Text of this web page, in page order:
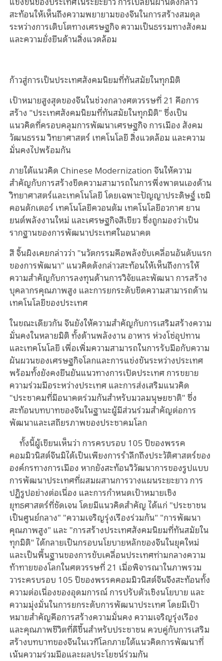
สะท้อนให้เห็นถึงความพยายามของจีนในการสร้างสมดุล
ระหว่างการเติบโตทางเศรษฐกิจ ความเป็นธรรมทางสังคม
และความยั่งยืนด้านสิ่งแวดล้อม
ก้าวสู่การเป็นประเทศสังคมนิยมที่ทันสมัยในทุกมิติ
เป้าหมายสูงสุดของจีนในช่วงกลางศตวรรษที่ 21 คือการ
สร้าง "ประเทศสังคมนิยมที่ทันสมัยในทุกมิติ" ซึ่งเป็น
แนวคิดที่ครอบคลุมการพัฒนาเศรษฐกิจ การเมือง สังคม
วัฒนธรรม วิทยาศาสตร์ เทคโนโลยี สิ่งแวดล้อม และความ
มั่นคงไปพร้อมกัน
ภายใต้แนวคิด Chinese Modernization จีนให้ความ
สำคัญกับการสร้างขีดความสามารถในการพึ่งพาตนเองด้าน
วิทยาศาสตร์และเทคโนโลยี โดยเฉพาะปัญญาประดิษฐ์ เซมิ
คอนดักเตอร์ เทคโนโลยีควอนตัม เทคโนโลยีอวกาศ ยาน
ยนต์พลังงานใหม่ และเศรษฐกิจสีเขียว ซึ่งถูกมองว่าเป็น
รากฐานของการพัฒนาประเทศในอนาคต
สี จิ้นผิงเคยกล่าวว่า "นวัตกรรมคือพลังขับเคลื่อนอันดับแรก
ของการพัฒนา" แนวคิดดังกล่าวสะท้อนให้เห็นถึงการให้
ความสำคัญกับการลงทุนด้านการวิจัยและพัฒนา การสร้าง
บุคลากรคุณภาพสูง และการยกระดับขีดความสามารถด้าน
เทคโนโลยีของประเทศ
ในขณะเดียวกัน จีนยังให้ความสำคัญกับการเสริมสร้างความ
มั่นคงในหลายมิติ ทั้งด้านพลังงาน อาหาร ห่วงโซ่อุปทาน
และเทคโนโลยี เพื่อเพิ่มความสามารถในการรับมือกับความ
ผันผวนของเศรษฐกิจโลกและการแข่งขันระหว่างประเทศ
พร้อมทั้งยังคงยืนยันแนวทางการเปิดประเทศ การขยาย
ความร่วมมือระหว่างประเทศ และการส่งเสริมแนวคิด
"ประชาคมที่มีอนาคตร่วมกันสำหรับมวลมนุษยชาติ" ซึ่ง
สะท้อนบทบาทของจีนในฐานะผู้มีส่วนร่วมสำคัญต่อการ
พัฒนาและเสถียรภาพของประชาคมโลก
ทั้งนี้ผู้เขียนเห็นว่า การครบรอบ 105 ปีของพรรค
คอมมิวนิสต์จีนมิได้เป็นเพียงการรำลึกถึงประวัติศาสตร์ของ
องค์กรทางการเมือง หากยังสะท้อนวิวัฒนาการของรูปแบบ
การพัฒนาประเทศที่ผสมผสานการวางแผนระยะยาว การ
ปฏิรูปอย่างต่อเนื่อง และการกำหนดเป้าหมายเชิง
ยุทธศาสตร์ที่ชัดเจน โดยมีแนวคิดสำคัญ ได้แก่ "ประชาชน
เป็นศูนย์กลาง" "ความเจริญรุ่งเรืองร่วมกัน" "การพัฒนา
คุณภาพสูง" และ "การสร้างประเทศสังคมนิยมที่ทันสมัยใน
ทุกมิติ" ได้กลายเป็นกรอบนโยบายหลักของจีนในยุคใหม่
และเป็นพื้นฐานของการขับเคลื่อนประเทศท่ามกลางความ
ท้าทายของโลกในศตวรรษที่ 21 เมื่อพิจารณาในภาพรวม
วาระครบรอบ 105 ปีของพรรคคอมมิวนิสต์จีนจึงสะท้อนทั้ง
ความต่อเนื่องของอุดมการณ์ การปรับตัวเชิงนโยบาย และ
ความมุ่งมั่นในการยกระดับการพัฒนาประเทศ โดยมีเป้า
หมายสำคัญคือการสร้างความมั่นคง ความเจริญรุ่งเรือง
และคุณภาพชีวิตที่ดีขึ้นสำหรับประชาชน ควบคู่กับการเสริม
สร้างบทบาทของจีนในเวทีโลกภายใต้แนวคิดการพัฒนาที่
เน้นความร่วมมือและผลประโยชน์ร่วมกัน